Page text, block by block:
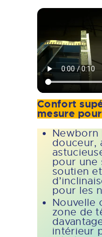
Confort
mesure
douceur,
pour une
soutien
pour les
Nouvelle
zone de
intérieur